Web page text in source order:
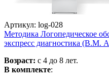
Артикул: log-028
Методика Логопедическое
экспресс диагностика (В.М.
Возраст: с 4 до 8 лет.
В комплекте: